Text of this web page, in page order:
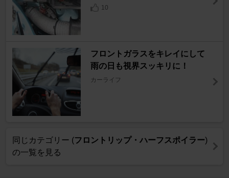
10
フロントガラスをキレイにして
雨の日も視界スッキリに！
カーライフ
同じカテゴリー (フロントリップ・ハーフスポイラー)
の一覧を見る